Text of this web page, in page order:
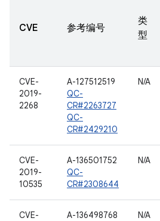
CVE 参考编号
类
型
CVE-
2019-
2268
A-127512519
QC-
CR#2263727
QC-
CR#2429210
N/A
CVE-
2019-
10535
A-136501752
QC-
CR#2308644
N/A
CVE-
A-136498768
N/A